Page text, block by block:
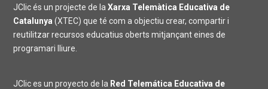
JClic és un projecte de la Xarxa Telemàtica Educativa de
Catalunya (XTEC) que té com a objectiu crear, compartir i
reutilitzar recursos educatius oberts mitjançant eines de
programari lliure.
JClic es un proyecto de la Red Telemática Educativa de